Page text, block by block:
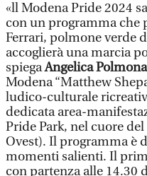
«ll Modena Pride 2024
con un programma che
Ferrari, polmone verde
accoglierà una marcia
spiegaAngelica
Modena “Matthew
ludico-culturale
dedicata area-
Pride Park, nel cuore
Ovest). Il programma è
momenti salienti. Il
con partenza alle 14.30